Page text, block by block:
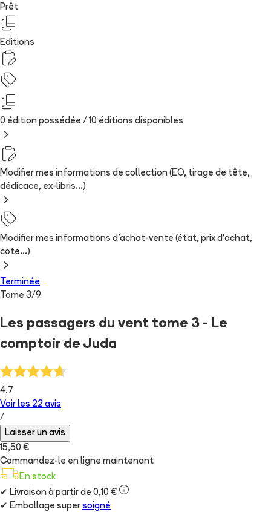
Prêt
Editions
0 édition possédée / 10 éditions disponibles
Modifier mes informations de collection (EO, tirage de tête,
dédicace, ex-libris...)
Modifier mes informations d'achat-vente (état, prix d'achat,
cote...)
Terminée
Tome 3/9
Les passagers du vent tome 3 - Le
comptoir de Juda
4.7
Voir les 22 avis
/
Laisser un avis
15,50 €
Commandez-le en ligne maintenant
En stock
✔ Livraison à partir de 0,10 €
✔ Emballage super soigné